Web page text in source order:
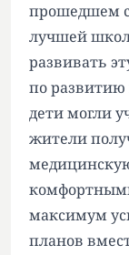
прошедшем
лучшей
развивать
по
дети могли
жители
максимум
планов